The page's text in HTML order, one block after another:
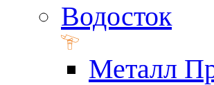
Водосток
Металл